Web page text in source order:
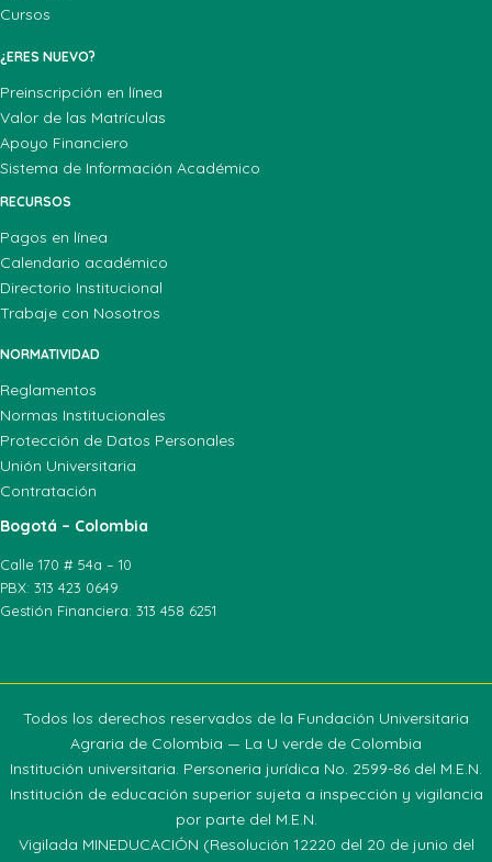
Cursos
¿ERES NUEVO?
Preinscripción en línea
Valor de las Matrículas
Apoyo Financiero
Sistema de Información Académico
RECURSOS
Pagos en línea
Calendario académico
Directorio Institucional
Trabaje con Nosotros
NORMATIVIDAD
Reglamentos
Normas Institucionales
Protección de Datos Personales
Unión Universitaria
Contratación
Bogotá – Colombia
Calle 170 # 54a – 10
PBX: 313 423 0649
Gestión Financiera: 313 458 6251
Todos los derechos reservados de la Fundación Universitaria
Agraria de Colombia — La U verde de Colombia
Institución universitaria. Personeria jurídica No. 2599-86 del M.E.N.
Institución de educación superior sujeta a inspección y vigilancia
por parte del M.E.N.
Vigilada MINEDUCACIÓN (Resolución 12220 del 20 de junio del